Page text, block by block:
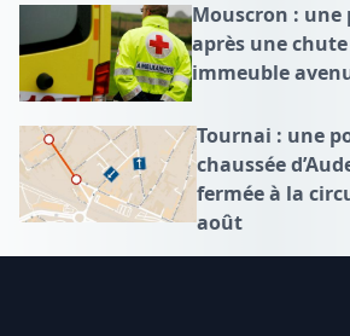
Mouscron : une
après une
immeuble
Tournai : une
chaussée
fermée à la
août